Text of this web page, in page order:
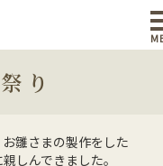
り
雛さまの製作をした
しんできました。